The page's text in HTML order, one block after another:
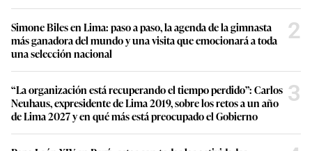
Simone Biles en Lima: paso a paso, la agenda de la gimnasta
más ganadora del mundo y una visita que emocionará a toda
una selección nacional
2
“La organización está recuperando el tiempo perdido”: Carlos
Neuhaus, expresidente de Lima 2019, sobre los retos a un año
de Lima 2027 y en qué más está preocupado el Gobierno
3